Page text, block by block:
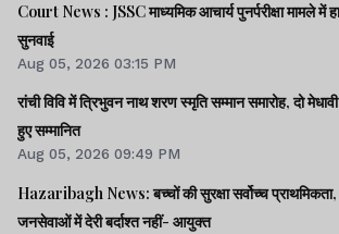
Court News : JSSC माध्यमिक आचार्य पुनर्परीक्षा मामले में
सुनवाई
Aug 05, 2026 03:15 PM
रांची विवि में त्रिभुवन नाथ शरण स्मृति सम्मान समारोह, दो मेधावी
हुए सम्मानित
Aug 05, 2026 09:49 PM
Hazaribagh News: बच्चों की सुरक्षा सर्वोच्च प्राथमिकता,
जनसेवाओं में देरी बर्दाश्त नहीं- आयुक्त